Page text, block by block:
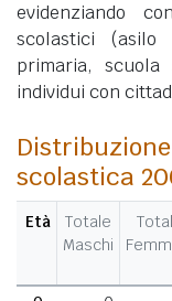
evidenziando
scolastici (asilo
primaria,
individui con
scolastica
Età
Totale
Maschi